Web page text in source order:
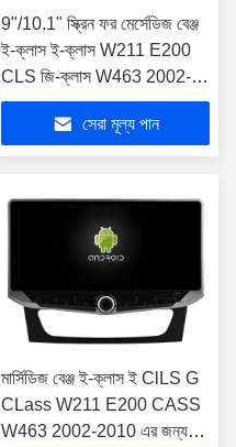
9"/10.1" স্ক্রিন ফর মের্সেডিজ বেঞ্জ
ই-ক্লাস ই-ক্লাস W211 E200
CLS জি-ক্লাস W463 2002-
2010 কার স্টেরিও
সেরা মূল্য পান
মার্সিডিজ বেঞ্জ ই-ক্লাস ই ClLS G
CLass W211 E200 CASS
W463 2002-2010 এর জন্য